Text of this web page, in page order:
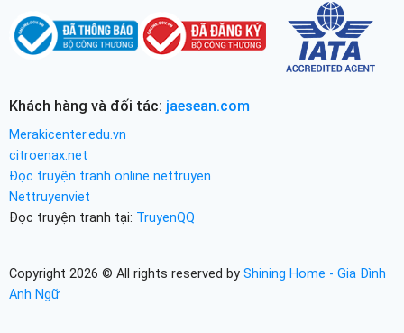
Khách hàng và đối tác: jaesean.com
Merakicenter.edu.vn
citroenax.net
Đọc truyện tranh online nettruyen
Nettruyenviet
Đọc truyện tranh tại: TruyenQQ
Copyright 2026 © All rights reserved by Shining Home - Gia Đình
Anh Ngữ